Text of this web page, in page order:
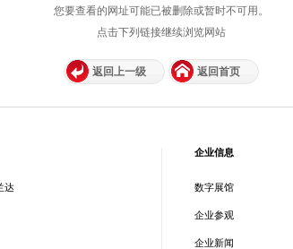
您要查看的网址可能已被删除或暂时不可用。
点击下列链接继续浏览网站
返回上一级 返回首页
达
企业信息
数字展馆
企业参观
企业新闻